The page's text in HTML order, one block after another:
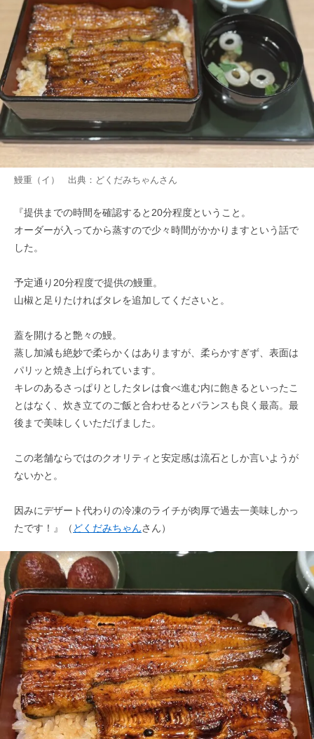
鰻重（イ） 出典： どくだみちゃんさん
『提供までの時間を確認すると20分程度ということ。
オーダーが入ってから蒸すので少々時間がかかりますという話で
した。
予定通り20分程度で提供の鰻重。
山椒と足りたければタレを追加してくださいと。
蓋を開けると艶々の鰻。
蒸し加減も絶妙で柔らかくはありますが、柔らかすぎず、表面は
パリッと焼き上げられています。
キレのあるさっぱりとしたタレは食べ進む内に飽きるといったこ
とはなく、炊き立てのご飯と合わせるとバランスも良く最高。最
後まで美味しくいただげました。
この老舗ならではのクオリティと安定感は流石としか言いようが
ないかと。
因みにデザート代わりの冷凍のライチが肉厚で過去一美味しかっ
たです！』（ どくだみちゃんさん）